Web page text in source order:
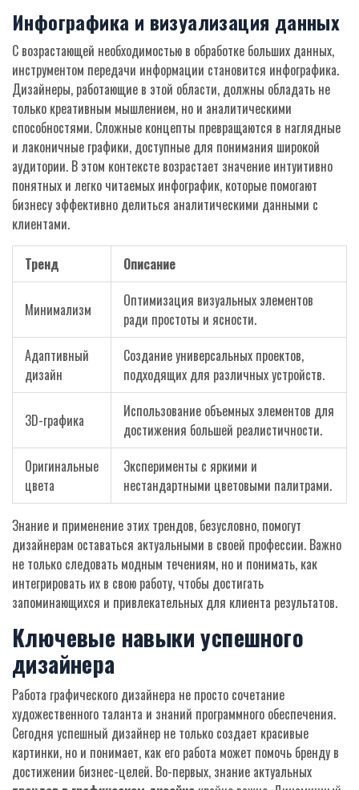
Инфографика и визуализация данных
С возрастающей необходимостью в обработке больших данных,
инструментом передачи информации становится инфографика.
Дизайнеры, работающие в этой области, должны обладать не
только креативным мышлением, но и аналитическими
способностями. Сложные концепты превращаются в наглядные
и лаконичные графики, доступные для понимания широкой
аудитории. В этом контексте возрастает значение интуитивно
понятных и легко читаемых инфографик, которые помогают
бизнесу эффективно делиться аналитическими данными с
клиентами.
Тренд Описание
Минимализм
Оптимизация визуальных элементов
ради простоты и ясности.
Адаптивный
дизайн
Создание универсальных проектов,
подходящих для различных устройств.
3D-графика
Использование объемных элементов для
достижения большей реалистичности.
Оригинальные
цвета
Эксперименты с яркими и
нестандартными цветовыми палитрами.
Знание и применение этих трендов, безусловно, помогут
дизайнерам оставаться актуальными в своей профессии. Важно
не только следовать модным течениям, но и понимать, как
интегрировать их в свою работу, чтобы достигать
запоминающихся и привлекательных для клиента результатов.
Ключевые навыки успешного
дизайнера
Работа графического дизайнера не просто сочетание
художественного таланта и знаний программного обеспечения.
Сегодня успешный дизайнер не только создает красивые
картинки, но и понимает, как его работа может помочь бренду в
достижении бизнес-целей. Во-первых, знание актуальных